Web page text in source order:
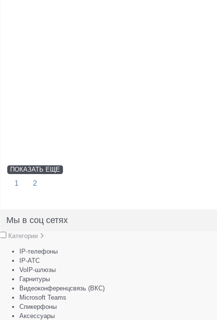
ПОКАЗАТЬ ЕЩЕ
1 2
Мы в соц сетях
Категории
IP-телефоны
IP-АТС
VoIP-шлюзы
Гарнитуры
Видеоконференцсвязь (ВКС)
Microsoft Teams
Спикерфоны
Аксессуары